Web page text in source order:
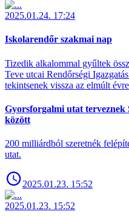
2025.01.24. 17:24
Iskolarendőr szakmai nap
Tizedik alkalommal gyűltek
Teve utcai Rendőrségi
tekintsenek vissza az elmúlt
Gyorsforgalmi utat terveznek
között
200 milliárdból szeretnék
utat.
2025.01.23. 15:52
2025.01.23. 15:52